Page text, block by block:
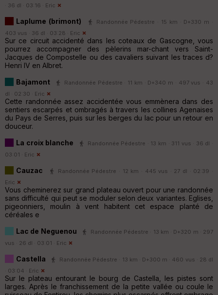
· 36 dl · 03:16 · Eric
Laplume (brimont)
Randonnée Pédestre · 15 km · D+330 m ·
403 vus · 36 dl · 03:28 · Eric
Sur ce circuit accidenté dans les coteaux de Gascogne, vous
pourrez accompagner des pèlerins mar-chant vers Saint-
Jacques de Compostelle ou des cavaliers suivant les traces d?
Henri IV en Albret.
Bajamont
Randonnée Pédestre · 11 km · D+340 m · 497 vus · 43
dl · 02:30 · Eric
Cette randonnée assez accidentée vous emmènera dans des
sentiers escarpés et ombragés à travers les collines Agenaises
du Pays de Serres, puis sur les berges du lac pour un retour en
douceur.
La croix blanche
Randonnée Pédestre · 13 km · 311 vus · 36 dl ·
03:01 · Eric
Cauzac
Randonnée Pédestre · 12 km · 445 vus · 27 dl · 02:39 ·
Eric
Vous cheminerez sur grand plateau ouvert pour une randonnée
sans difficulté qui peut se moduler selon deux variantes. Eglises,
pigeonniers, moulin à vent habitent cet espace planté de
céréales e
Lac de Neguenou
Randonnée Pédestre · 13 km · D+320 m · 297
vus · 26 dl · 03:01 · Eric
Castella
Randonnée Pédestre · 13 km · D+300 m · 460 vus · 28 dl
· 03:04 · Eric
Sur le plateau entourant le bourg de Castella, les pistes sont
larges. Après le franchissement de la petite vallée ou coule le